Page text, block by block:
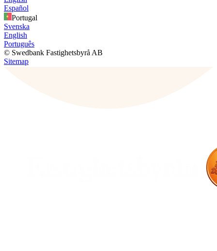
Español
Portugal
Svenska
English
Português
© Swedbank Fastighetsbyrå AB
Sitemap